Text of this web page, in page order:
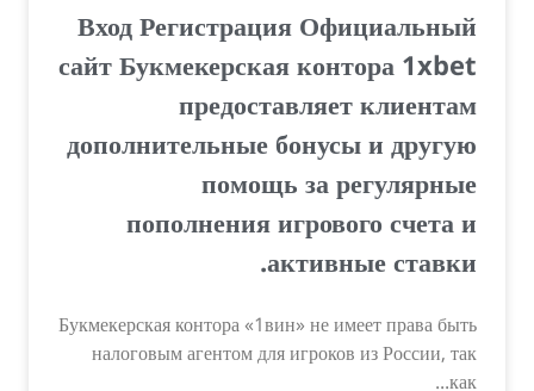
Вход Регистрация Официальный
сайт Букмекерская контора 1xbet
предоставляет клиентам
дополнительные бонусы и другую
помощь за регулярные
пополнения игрового счета и
активные ставки.
Букмекерская контора «1вин» не имеет права быть
налоговым агентом для игроков из России, так
как...